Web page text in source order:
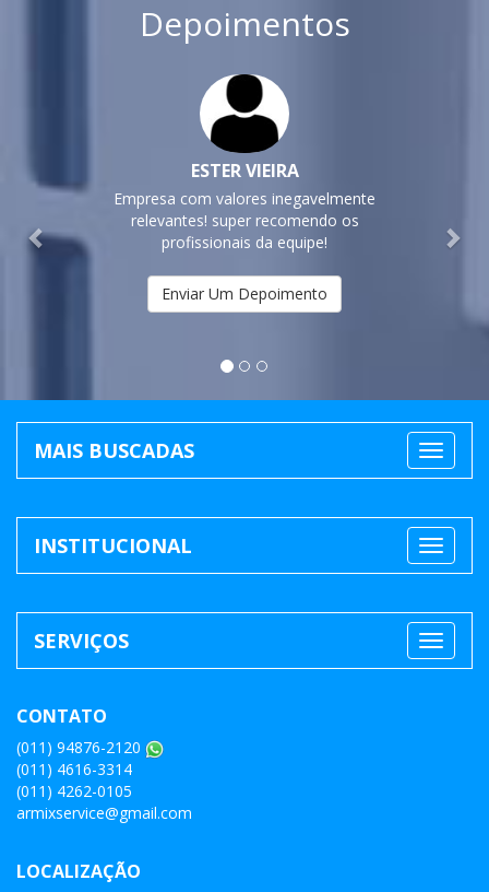
Depoimentos
ESTER VIEIRA
Empresa com valores inegavelmente
relevantes! super recomendo os
profissionais da equipe!
Enviar Um Depoimento
MAIS BUSCADAS
INSTITUCIONAL
SERVIÇOS
CONTATO
(011) 94876-2120
(011) 4616-3314
(011) 4262-0105
armixservice@gmail.com
LOCALIZAÇÃO